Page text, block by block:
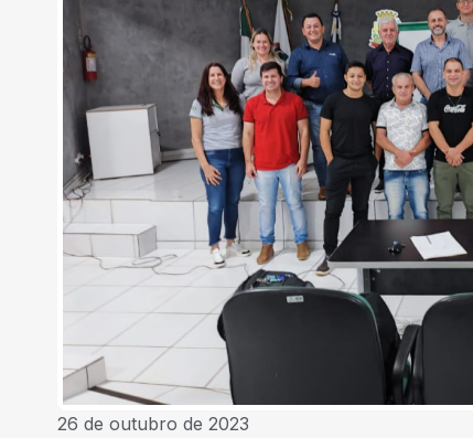
26 de outubro de 2023